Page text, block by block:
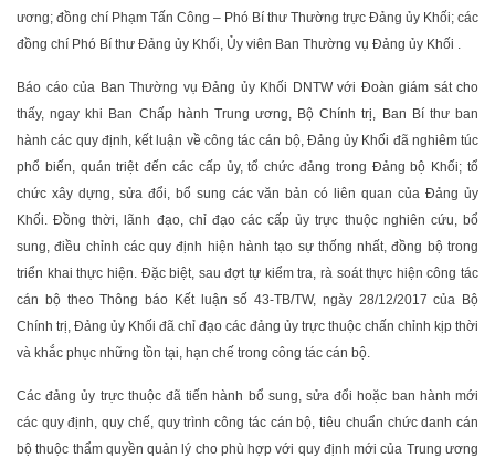
ương; đồng chí Phạm Tấn Công – Phó Bí thư Thường trực Đảng ủy Khối; các
đồng chí Phó Bí thư Đảng ủy Khối, Ủy viên Ban Thường vụ Đảng ủy Khối .
Báo cáo của Ban Thường vụ Đảng ủy Khối DNTW với Đoàn giám sát cho
thấy, ngay khi Ban Chấp hành Trung ương, Bộ Chính trị, Ban Bí thư ban
hành các quy định, kết luận về công tác cán bộ, Đảng ủy Khối đã nghiêm túc
phổ biến, quán triệt đến các cấp ủy, tổ chức đảng trong Đảng bộ Khối; tổ
chức xây dựng, sửa đổi, bổ sung các văn bản có liên quan của Đảng ủy
Khối. Đồng thời, lãnh đạo, chỉ đạo các cấp ủy trực thuộc nghiên cứu, bổ
sung, điều chỉnh các quy định hiện hành tạo sự thống nhất, đồng bộ trong
triển khai thực hiện. Đặc biệt, sau đợt tự kiểm tra, rà soát thực hiện công tác
cán bộ theo Thông báo Kết luận số 43-TB/TW, ngày 28/12/2017 của Bộ
Chính trị, Đảng ủy Khối đã chỉ đạo các đảng ủy trực thuộc chấn chỉnh kịp thời
và khắc phục những tồn tại, hạn chế trong công tác cán bộ.
Các đảng ủy trực thuộc đã tiến hành bổ sung, sửa đổi hoặc ban hành mới
các quy định, quy chế, quy trình công tác cán bộ, tiêu chuẩn chức danh cán
bộ thuộc thẩm quyền quản lý cho phù hợp với quy định mới của Trung ương